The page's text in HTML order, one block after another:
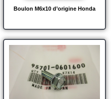
Boulon M6x10 d’origine Honda